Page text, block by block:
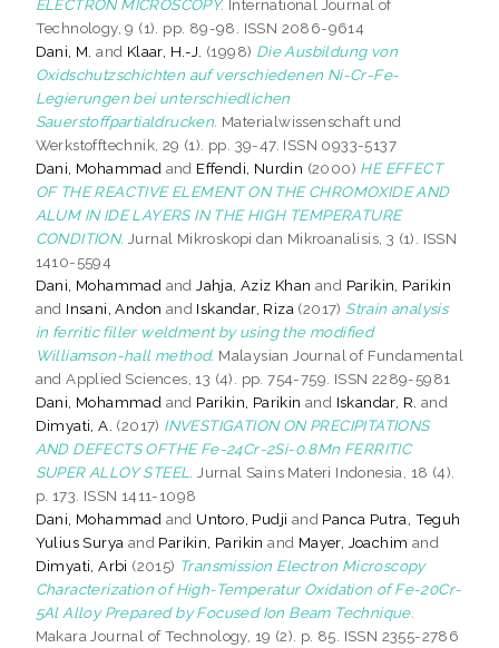
ELECTRON MICROSCOPY. International Journal of
Technology, 9 (1). pp. 89-98. ISSN 2086-9614
Dani, M. and Klaar, H.-J. (1998) Die Ausbildung von
Oxidschutzschichten auf verschiedenen Ni-Cr-Fe-
Legierungen bei unterschiedlichen
Sauerstoffpartialdrucken. Materialwissenschaft und
Werkstofftechnik, 29 (1). pp. 39-47. ISSN 0933-5137
Dani, Mohammad and Effendi, Nurdin (2000) HE EFFECT
OF THE REACTIVE ELEMENT ON THE CHROMOXIDE AND
ALUM IN IDE LAYERS IN THE HIGH TEMPERATURE
CONDITION. Jurnal Mikroskopi dan Mikroanalisis, 3 (1). ISSN
1410-5594
Dani, Mohammad andJahja, Aziz Khan and Parikin, Parikin
and Insani, Andon and Iskandar, Riza (2017) Strain analysis
in ferritic filler weldment by using the modified
Williamson-hall method. Malaysian Journal of Fundamental
and Applied Sciences, 13 (4). pp. 754-759. ISSN 2289-5981
Dani, Mohammad and Parikin, Parikin and Iskandar, R. and
Dimyati, A. (2017) INVESTIGATION ON PRECIPITATIONS
AND DEFECTS OFTHE Fe-24Cr-2Si-0.8Mn FERRITIC
SUPER ALLOY STEEL. Jurnal Sains Materi Indonesia, 18 (4).
p. 173. ISSN 1411-1098
Dani, Mohammad and Untoro, Pudji and Panca Putra, Teguh
Yulius Surya and Parikin, Parikin and Mayer, Joachim and
Dimyati, Arbi (2015) Transmission Electron Microscopy
Characterization of High-Temperatur Oxidation of Fe-20Cr-
5Al Alloy Prepared by Focused Ion Beam Technique.
Makara Journal of Technology, 19 (2). p. 85. ISSN 2355-2786